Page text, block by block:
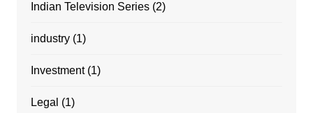
Indian Television Series(2)
industry(1)
Investment(1)
Legal (1)